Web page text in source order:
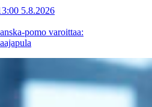
5.8.2026
pomo varoittaa: